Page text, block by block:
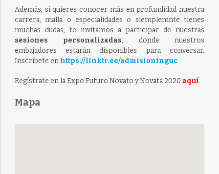
Además, si quieres conocer más en profundidad nuestra
carrera, malla o especialidades o siemplemnte tienes
muchas dudas, te invitamos a participar de nuestras
sesiones personalizadas, donde nuestros
embajadores estarán disponibles para conversar.
Inscríbete en https://linktr.ee/admisioninguc
Regístrate en la Expo Futuro Novato y Novata 2020 aquí
Mapa